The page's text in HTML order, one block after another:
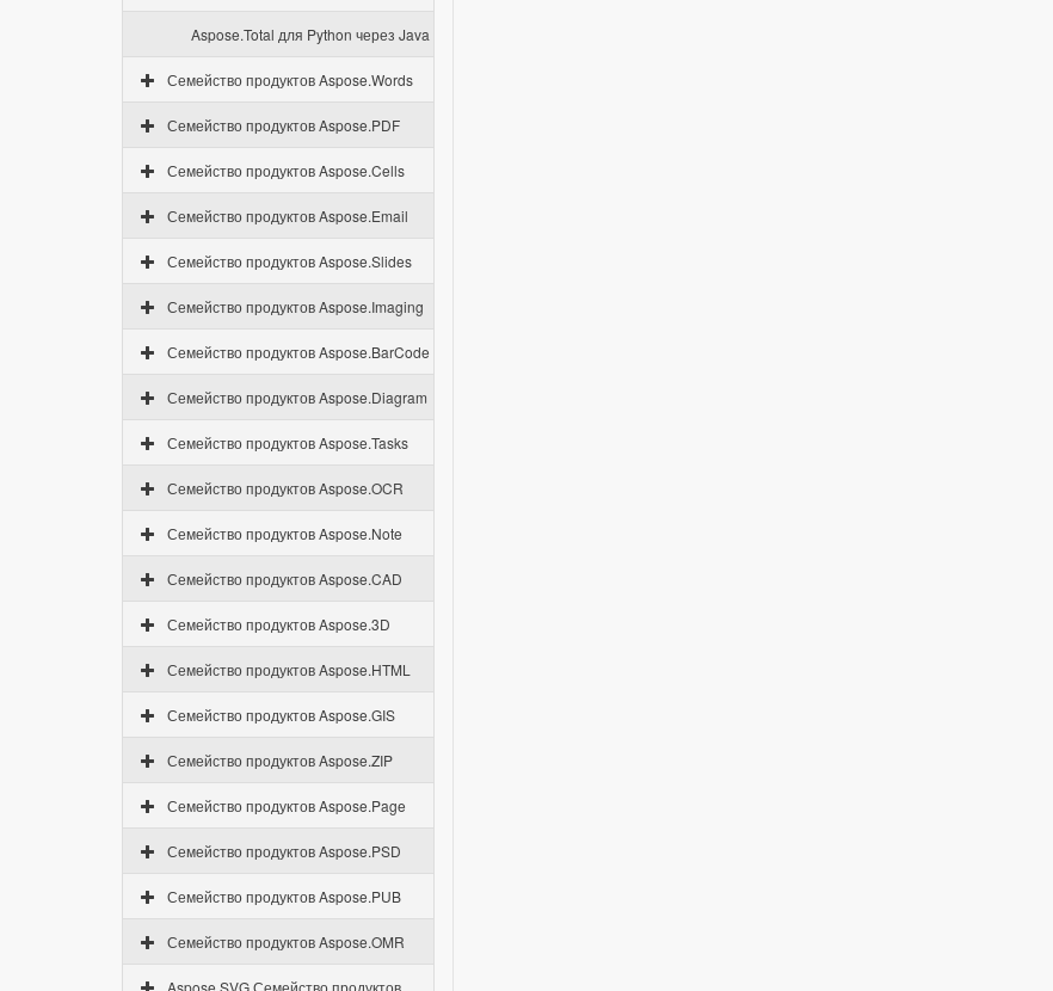
Aspose.Total для Python через Java
Семейство продуктов Aspose.Words
Семейство продуктов Aspose.PDF
Семейство продуктов Aspose.Cells
Семейство продуктов Aspose.Email
Семейство продуктов Aspose.Slides
Семейство продуктов Aspose.Imaging
Семейство продуктов Aspose.BarCode
Семейство продуктов Aspose.Diagram
Семейство продуктов Aspose.Tasks
Семейство продуктов Aspose.OCR
Семейство продуктов Aspose.Note
Семейство продуктов Aspose.CAD
Семейство продуктов Aspose.3D
Семейство продуктов Aspose.HTML
Семейство продуктов Aspose.GIS
Семейство продуктов Aspose.ZIP
Семейство продуктов Aspose.Page
Семейство продуктов Aspose.PSD
Семейство продуктов Aspose.PUB
Семейство продуктов Aspose.OMR
Aspose.SVG Семейство продуктов